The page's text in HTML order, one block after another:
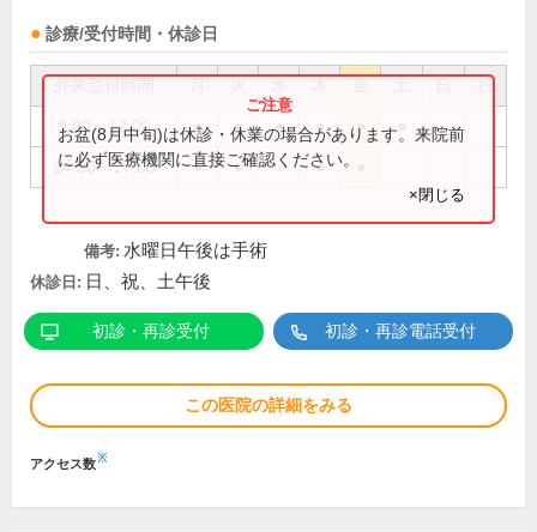
診療/受付時間・休診日
祝
9:00～12:00 ● ● ● ● ●
14:30～17:00 ● ● ●
お盆(8月中旬)は休診・休業の場合があります。来院前
に必ず医療機関に直接ご確認ください。
×閉じる
備考: 水曜日午後は手術
休診日: 日、祝、土午後
初診・再診受付 初診・再診電話受付
この医院の詳細をみる
アクセス数※